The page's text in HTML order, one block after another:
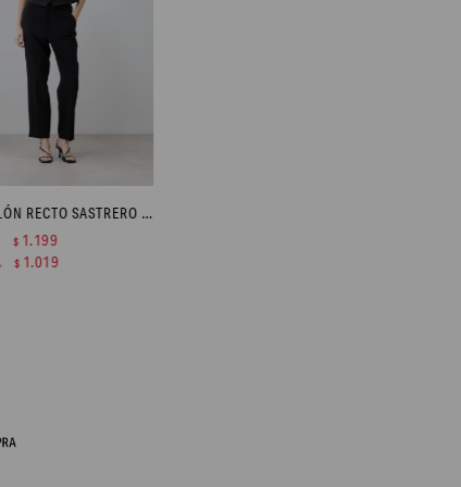
PANTALÓN RECTO SASTRERO - NEGRO
$ 1.199
$ 1.019